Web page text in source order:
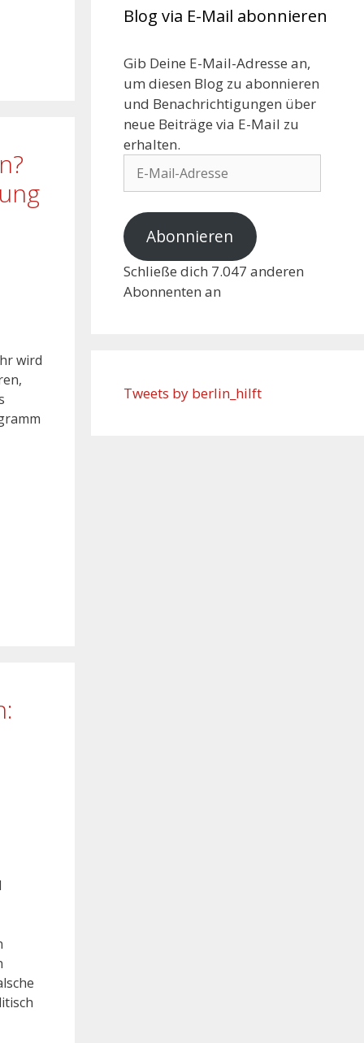
wird
Blog via E-Mail abonnieren
Gib Deine E-Mail-Adresse an,
um diesen Blog zu abonnieren
und Benachrichtigungen über
neue Beiträge via E-Mail zu
erhalten.
Abonnieren
Schließe dich 7.047 anderen
Abonnenten an
Tweets by berlin_hilft